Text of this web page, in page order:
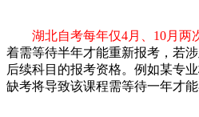
湖北自考每年仅4月、10月两
着需等待半年才能重新报考，若
后续科目的报考资格。例如某专
缺考将导致该课程需等待一年才能